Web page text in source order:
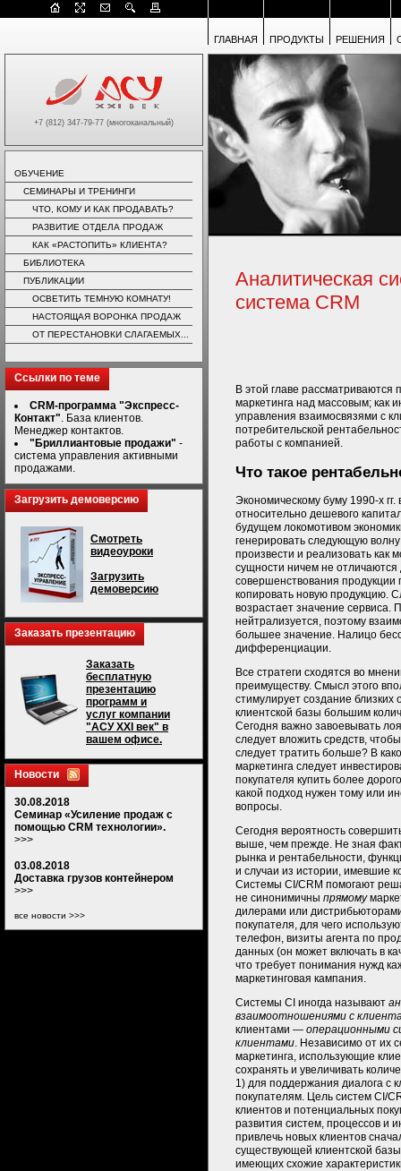
ГЛАВНАЯ ПРОДУКТЫ РЕШЕНИЯ
+7 (812) 347-79-77 (многоканальный)
ОБУЧЕНИЕ
СЕМИНАРЫ И ТРЕНИНГИ
ЧТО, КОМУ И КАК ПРОДАВАТЬ?
РАЗВИТИЕ ОТДЕЛА ПРОДАЖ
КАК «РАСТОПИТЬ» КЛИЕНТА?
БИБЛИОТЕКА
ПУБЛИКАЦИИ
ОСВЕТИТЬ ТЕМНУЮ КОМНАТУ!
НАСТОЯЩАЯ ВОРОНКА ПРОДАЖ
ОТ ПЕРЕСТАНОВКИ СЛАГАЕМЫХ...
Ссылки по теме
CRM-программа "Экспресс-
Контакт". База клиентов.
Менеджер контактов.
"Бриллиантовые продажи" -
система управления активными
продажами.
Загрузить демоверсию
Смотреть
видеоуроки
Загрузить
демоверсию
Заказать презентацию
Заказать
бесплатную
презентацию
программ и
услуг компании
"АСУ XXI век" в
вашем офисе.
Новости
30.08.2018
Семинар «Усиление продаж с
помощью CRM технологии».
>>>
03.08.2018
Доставка грузов контейнером
>>>
все новости >>>
Аналитическая
система CRM
В этой главе рассматриваются
маркетинга над массовым; как
управления взаимосвязями с
потребительской
работы с компанией.
Что такое
Экономическому буму 1990-х
относительно дешевого
будущем локомотивом
генерировать следующую
произвести и реализовать как
сущности ничем не
совершенствования продукции
копировать новую продукцию.
возрастает значение сервиса.
нейтрализуется, поэтому
большее значение. Налицо
дифференциации.
Все стратеги сходятся во
преимуществу. Смысл этого
стимулирует создание
клиентской базы большим
Сегодня важно завоевывать
следует вложить средств,
следует тратить больше? В
маркетинга следует
покупателя купить более
какой подход нужен тому или
вопросы.
Сегодня вероятность
выше, чем прежде. Не зная
рынка и рентабельности,
и случаи из истории, имевшие
Системы CI/CRM помогают
не синонимичны прямому
дилерами или
покупателя, для чего
телефон, визиты агента по
данных (он может включать в
что требует понимания нужд
маркетинговая кампания.
Системы CI иногда называют
взаимоотношениями с
клиентами — операционными
клиентами . Независимо от
маркетинга, использующие
сохранять и увеличивать
1) для поддержания диалога с
покупателям. Цель систем CI/
клиентов и потенциальных
развития систем, процессов и
привлечь новых клиентов
существующей клиентской
имеющих схожие